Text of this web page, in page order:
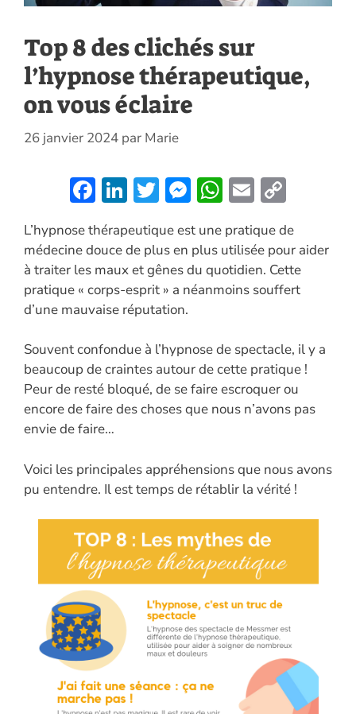
Top 8 des clichés sur
l’hypnose thérapeutique,
on vous éclaire
26 janvier 2024 par Marie
F
e
b
o
o
k
Li
k
e
dI
n
T
itt
er
M
se
n
g
W
at
s
A
p
E
ai
l
p
y
Li
k
L’hypnose thérapeutique est une pratique de
médecine douce de plus en plus utilisée pour aider
à traiter les maux et gênes du quotidien. Cette
pratique « corps-esprit » a néanmoins souffert
d’une mauvaise réputation.
Souvent confondue à l’hypnose de spectacle, il y a
beaucoup de craintes autour de cette pratique !
Peur de resté bloqué, de se faire escroquer ou
encore de faire des choses que nous n’avons pas
envie de faire…
Voici les principales appréhensions que nous avons
pu entendre. Il est temps de rétablir la vérité !